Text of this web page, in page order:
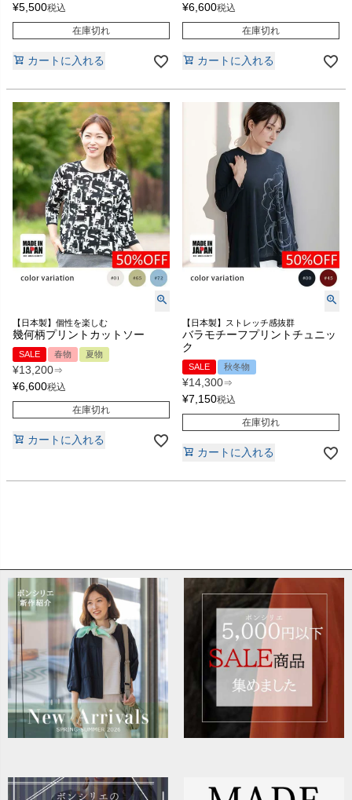
¥5,500税込
在庫切れ
カートに入れる
¥6,600税込
在庫切れ
カートに入れる
【日本製】個性を楽しむ
幾何柄プリントカットソー
SALE 春物 夏物
¥13,200⇒
¥6,600税込
在庫切れ
カートに入れる
【日本製】ストレッチ感抜群
バラモチーフプリントチュニッ
ク
SALE 秋冬物
¥14,300⇒
¥7,150税込
在庫切れ
カートに入れる